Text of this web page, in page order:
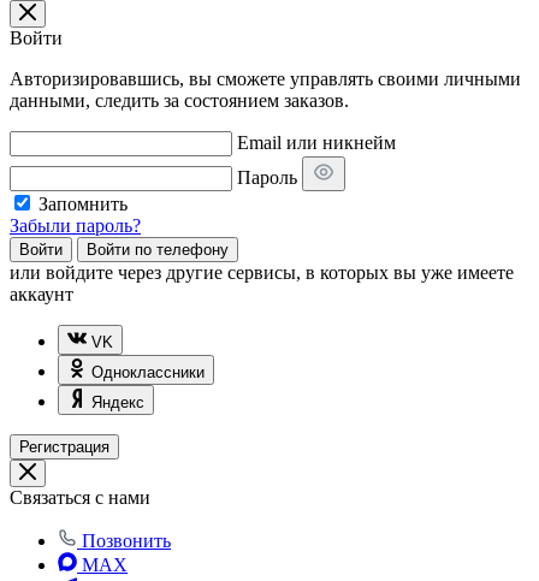
Войти
Авторизировавшись, вы сможете управлять своими личными
данными, следить за состоянием заказов.
Email или никнейм
Пароль
Запомнить
Забыли пароль?
Войти Войти по телефону
или войдите через другие сервисы, в которых вы уже имеете
аккаунт
VK
Одноклассники
Яндекс
Регистрация
Связаться с нами
Позвонить
MAX